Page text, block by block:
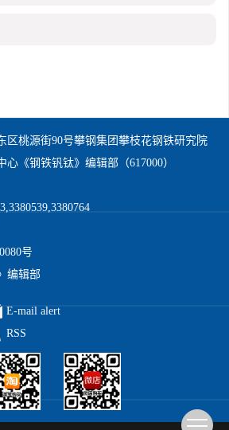
区桃源街90号攀钢集团攀枝花钢铁研究院
《钢铁钒钛》编辑部（617000）
号
编辑部
E-mail alert
RSS